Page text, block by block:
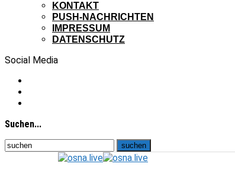
KONTAKT
PUSH-NACHRICHTEN
IMPRESSUM
DATENSCHUTZ
Social Media
Suchen...